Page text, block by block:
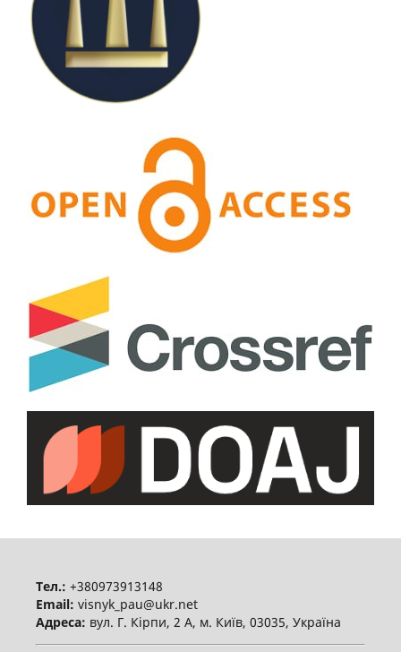
Тел.: +380973913148
Email: visnyk_pau@ukr.net
Адреса: вул. Г. Кірпи, 2 А, м. Київ, 03035, Україна